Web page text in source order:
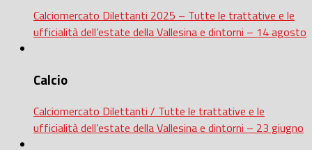
Calciomercato Dilettanti 2025 – Tutte le trattative e le
ufficialità dell’estate della Vallesina e dintorni – 14 agosto
Calcio
Calciomercato Dilettanti / Tutte le trattative e le
ufficialità dell’estate della Vallesina e dintorni – 23 giugno